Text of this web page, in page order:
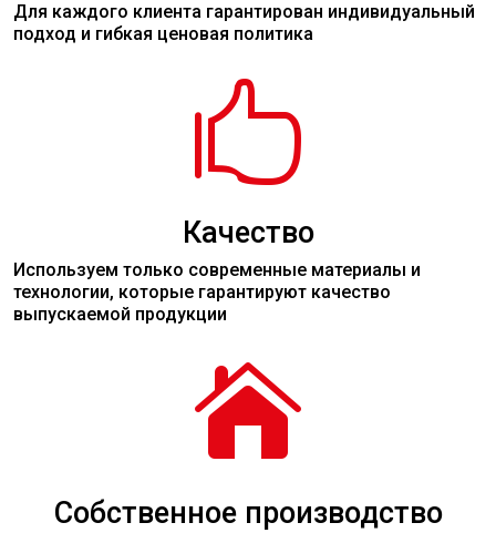
Для каждого клиента гарантирован индивидуальный
подход и гибкая ценовая политика

Качество
Используем только современные материалы и
технологии, которые гарантируют качество
выпускаемой продукции

Собственное производство